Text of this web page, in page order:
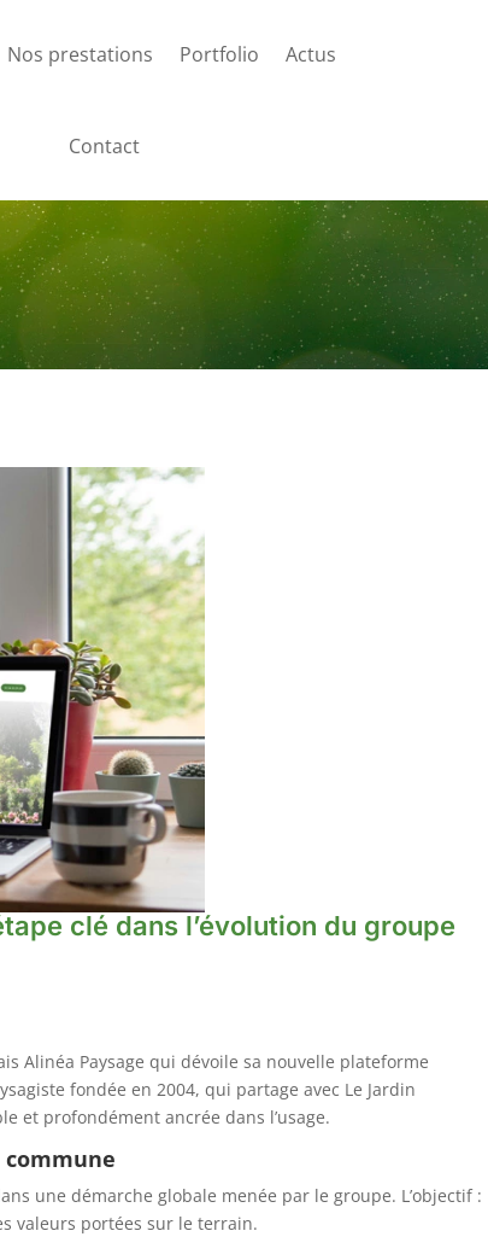
Nos prestations Portfolio Actus
Contact
clé dans l’évolution du groupe
Alinéa Paysage qui dévoile sa nouvelle plateforme
fondée en 2004, qui partage avec Le Jardin
et profondément ancrée dans l’usage.
une démarche globale menée par le groupe. L’objectif :
valeurs portées sur le terrain.